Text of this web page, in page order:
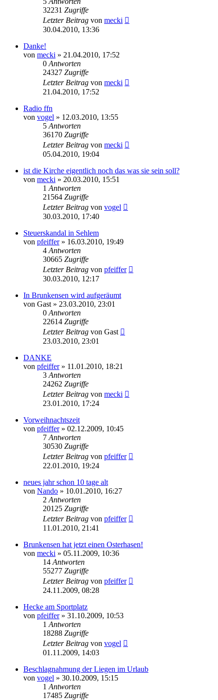
32231 Zugriffe
Letzter Beitrag von mecki
30.04.2010, 13:36
Danke!
von mecki » 21.04.2010, 17:52
0 Antworten
24327 Zugriffe
Letzter Beitrag von mecki
21.04.2010, 17:52
Radio ffn
von vogel » 12.03.2010, 13:55
5 Antworten
36170 Zugriffe
Letzter Beitrag von mecki
05.04.2010, 19:04
ist die Kirche eigentlich noch das was sie sein soll?
von mecki » 20.03.2010, 15:51
1 Antworten
21564 Zugriffe
Letzter Beitrag von vogel
30.03.2010, 17:40
Steuerskandal in Sehlem
von pfeiffer» 16.03.2010, 19:49
4 Antworten
30665 Zugriffe
Letzter Beitrag von pfeiffer
30.03.2010, 12:17
In Brunkensen wird aufgeräumt
von Gast » 23.03.2010, 23:01
0 Antworten
22614 Zugriffe
Letzter Beitrag von Gast
23.03.2010, 23:01
DANKE
von pfeiffer» 11.01.2010, 18:21
3 Antworten
24262 Zugriffe
Letzter Beitrag von mecki
23.01.2010, 17:24
Vorweihnachtszeit
von pfeiffer» 02.12.2009, 10:45
7 Antworten
30530 Zugriffe
Letzter Beitrag von pfeiffer
22.01.2010, 19:24
neues jahr schon 10 tage alt
von Nando » 10.01.2010, 16:27
2 Antworten
20125 Zugriffe
Letzter Beitrag von pfeiffer
11.01.2010, 21:41
Brunkensen hat jetzt einen Osterhasen!
von mecki » 05.11.2009, 10:36
14 Antworten
55277 Zugriffe
Letzter Beitrag von pfeiffer
24.11.2009, 08:28
Hecke am Sportplatz
von pfeiffer» 31.10.2009, 10:53
1 Antworten
18288 Zugriffe
Letzter Beitrag von vogel
01.11.2009, 14:03
Beschlagnahmung der Liegen im Urlaub
von vogel » 30.10.2009, 15:15
1 Antworten
17485 Zugriffe